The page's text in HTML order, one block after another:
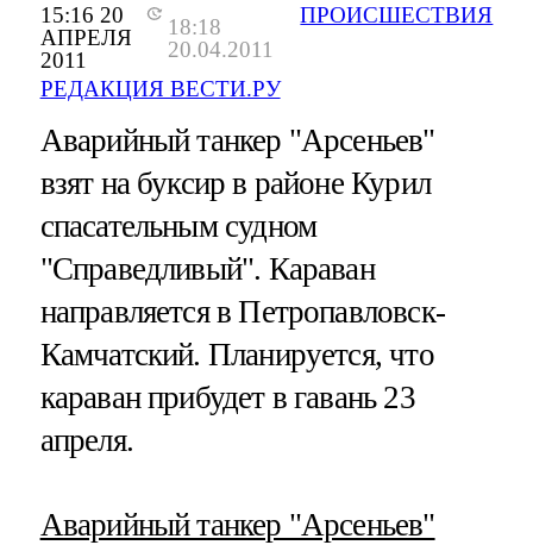
15:16 20
АПРЕЛЯ
2011
18:18
20.04.2011
РЕДАКЦИЯ ВЕСТИ.РУ
ПРОИСШЕСТВИЯ
Аварийный танкер "Арсеньев"
взят на буксир в районе Курил
спасательным судном
"Справедливый". Караван
направляется в Петропавловск-
Камчатский. Планируется, что
караван прибудет в гавань 23
апреля.
Аварийный танкер "Арсеньев"